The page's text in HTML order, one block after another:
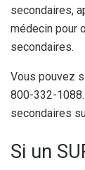
secondaires,
médecin pour
secondaires.
Vous pouvez
800-332-
secondaires
Si un